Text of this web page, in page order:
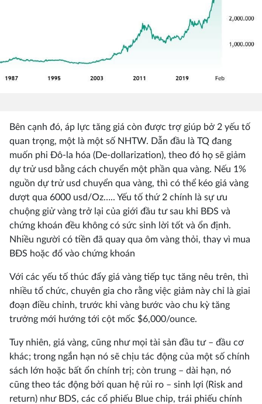
Bên cạnh đó, áp lực tăng giá còn được trợ giúp bở 2 yếu tố
quan trọng, một là một số NHTW. Dẫn đầu là TQ đang
muốn phi Đô-la hóa (De-dollarization), theo đó họ sẽ giảm
dự trử usd bằng cách chuyển một phần qua vàng. Nếu 1%
nguồn dự trử usd chuyển qua vàng, thì có thể kéo giá vàng
dượt qua 6000 usd/Oz….. Yếu tố thứ 2 chính là sự ưu
chuộng giử vàng trở lại của giới đầu tư sau khi BĐS và
chứng khoán đều không có sức sinh lời tốt và ổn định.
Nhiều người có tiền đã quay qua ôm vàng thỏi, thay vì mua
BĐS hoặc đổ vào chứng khoán
Với các yếu tố thúc đẩy giá vàng tiếp tục tăng nêu trên, thì
nhiều tổ chức, chuyên gia cho rằng việc giảm này chỉ là giai
đoạn điều chỉnh, trước khi vàng bước vào chu kỳ tăng
trưởng mới hướng tới cột mốc $6,000/ounce.
Tuy nhiên, giá vàng, cũng như mọi tài sản đầu tư – đầu cơ
khác; trong ngắn hạn nó sẽ chịu tác động của một số chính
sách lớn hoặc bất ổn chính trị; còn trung – dài hạn, nó
cũng theo tác động bởi quan hệ rủi ro – sinh lợi (Risk and
return) như BDS, các cổ phiếu Blue chip, trái phiếu chính